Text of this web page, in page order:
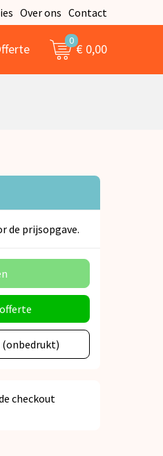
Over ons Contact
0
€ 0,00
de prijsopgave.
(onbedrukt)
checkout